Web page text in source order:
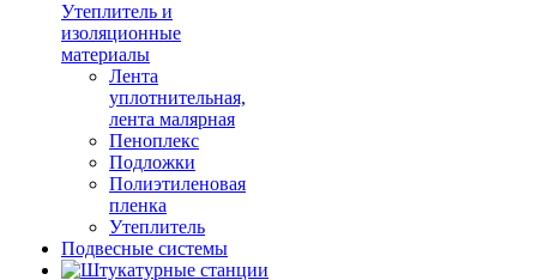
Утеплитель и
изоляционные
материалы
Лента
уплотнительная,
лента малярная
Пеноплекс
Подложки
Полиэтиленовая
пленка
Утеплитель
Подвесные системы